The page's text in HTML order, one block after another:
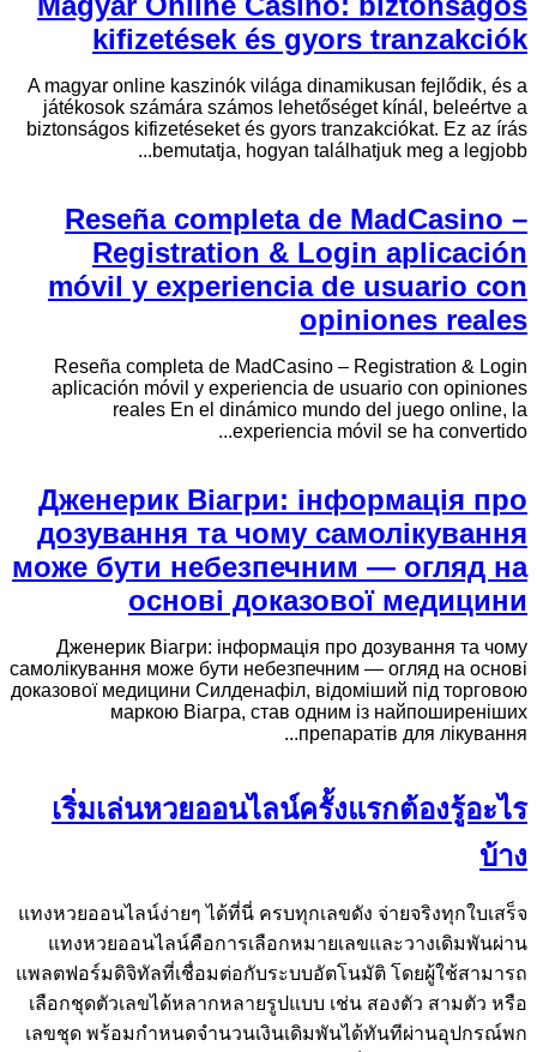
kifizetések és gyors tranzakciók
A magyar online kaszinók világa dinamikusan fejlődik, és a
játékosok számára számos lehetőséget kínál, beleértve a
biztonságos kifizetéseket és gyors tranzakciókat. Ez az írás
bemutatja, hogyan találhatjuk meg a legjobb...
Reseña completa de MadCasino –
Registration & Login aplicación
móvil y experiencia de usuario con
opiniones reales
Reseña completa de MadCasino – Registration & Login
aplicación móvil y experiencia de usuario con opiniones
reales En el dinámico mundo del juego online, la
experiencia móvil se ha convertido...
Дженерик Віагри: інформація про
дозування та чому самолікування
може бути небезпечним — огляд на
основі доказової медицини
Дженерик Віагри: інформація про дозування та чому
самолікування може бути небезпечним — огляд на основі
доказової медицини Силденафіл, відоміший під торговою
маркою Віагра, став одним із найпоширеніших
препаратів для лікування...
เริ่มเล่นหวยออนไลน์ครั้งแรกต้องรู้อะไร
บ้าง
แทงหวยออนไลน์ง่ายๆ ได้ที่นี่ ครบทุกเลขดัง จ่ายจริงทุกใบเสร็จ
แทงหวยออนไลน์คือการเลือกหมายเลขและวางเดิมพันผ่าน
แพลตฟอร์มดิจิทัลที่เชื่อมต่อกับระบบอัตโนมัติ โดยผู้ใช้สามารถ
เลือกชุดตัวเลขได้หลากหลายรูปแบบ เช่น สองตัว สามตัว หรือ
เลขชุด พร้อมกำหนดจำนวนเงินเดิมพันได้ทันทีผ่านอุปกรณ์พก